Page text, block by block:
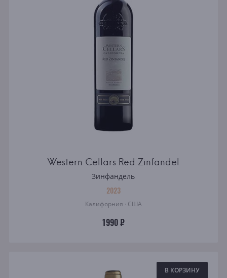
Western Cellars Red Zinfandel
Зинфандель
2023
Калифорния · США
1990 ₽
В КОРЗИНУ